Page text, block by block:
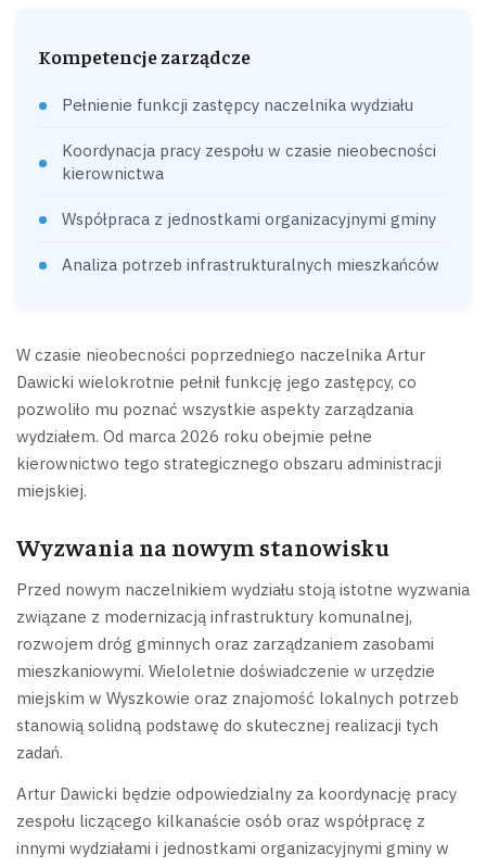
Kompetencje zarządcze
Pełnienie funkcji zastępcy naczelnika wydziału
Koordynacja pracy zespołu w czasie nieobecności
kierownictwa
Współpraca z jednostkami organizacyjnymi gminy
Analiza potrzeb infrastrukturalnych mieszkańców
W czasie nieobecności poprzedniego naczelnika Artur
Dawicki wielokrotnie pełnił funkcję jego zastępcy, co
pozwoliło mu poznać wszystkie aspekty zarządzania
wydziałem. Od marca 2026 roku obejmie pełne
kierownictwo tego strategicznego obszaru administracji
miejskiej.
Wyzwania na nowym stanowisku
Przed nowym naczelnikiem wydziału stoją istotne wyzwania
związane z modernizacją infrastruktury komunalnej,
rozwojem dróg gminnych oraz zarządzaniem zasobami
mieszkaniowymi. Wieloletnie doświadczenie w urzędzie
miejskim w Wyszkowie oraz znajomość lokalnych potrzeb
stanowią solidną podstawę do skutecznej realizacji tych
zadań.
Artur Dawicki będzie odpowiedzialny za koordynację pracy
zespołu liczącego kilkanaście osób oraz współpracę z
innymi wydziałami i jednostkami organizacyjnymi gminy w